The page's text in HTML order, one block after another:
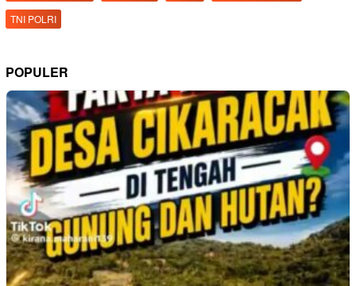
TNI POLRI
POPULER